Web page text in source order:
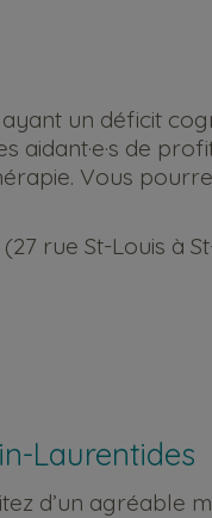
un déficit
de
Vous
rue St-Louis à
Laurentides
d’un agréable